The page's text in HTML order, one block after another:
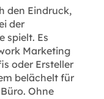
den Eindruck,
der
spielt. Es
Marketing
oder Ersteller
belächelt für
Ohne